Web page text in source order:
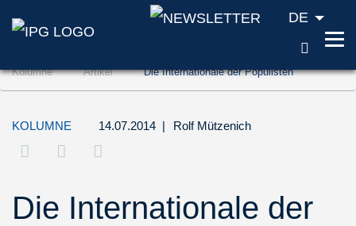
Zum Inhalt springen (Accesskey '1')
Zur Suche springen (Accesskey '2')
Zur Navigation springen (Accesskey '3')
DE
Kolumne Artikel Die Internationale der Populisten
KOLUMNE 14.07.2014 | Rolf Mützenich
Die Internationale der